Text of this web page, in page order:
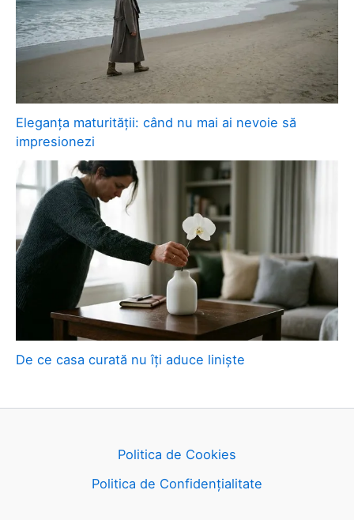
Eleganța maturității: când nu mai ai nevoie să
impresionezi
De ce casa curată nu îți aduce liniște
Politica de Cookies
Politica de Confidențialitate